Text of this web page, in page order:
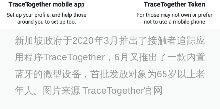
新加坡政府于2020年3月推出了接触者追踪应
用程序TraceTogether，6月又推出了一款内置
蓝牙的微型设备，首批发放对象为65岁以上老
年人。图片来源 TraceTogether官网